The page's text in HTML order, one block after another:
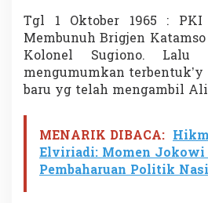
Tgl 1 Oktober 1965 :
Membunuh Brigjen
Kolonel Sugiono.
mengumumkan terbentuk’y
baru yg telah mengambil
MENARIK DIBACA:
Elviriadi: Momen
Pembaharuan Politik